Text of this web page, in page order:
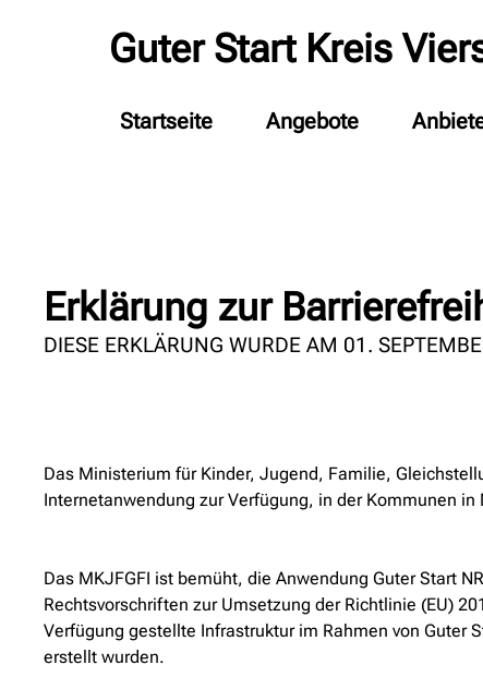
Guter Start Kreis
Startseite Angebote
Erklärung zur
DIESE ERKLÄRUNG WURDE AM 01.
Das Ministerium für Kinder, Jugend, Familie,
Internetanwendung zur Verfügung, in der Kommunen
Das MKJFGFI ist bemüht, die Anwendung Guter Start
Rechtsvorschriften zur Umsetzung der Richtlinie (EU)
Verfügung gestellte Infrastruktur im Rahmen von Guter
erstellt wurden.